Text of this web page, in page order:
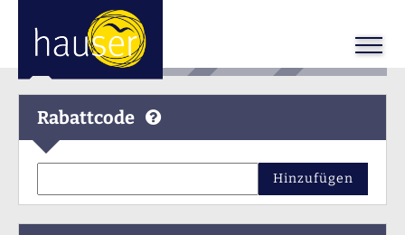
Rabattcode
Hinzufügen